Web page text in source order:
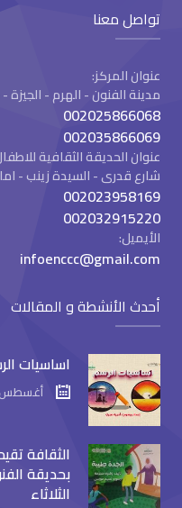
تواصل معنا
عنوان المركز:
مدينة الفنون - الهرم -
002025866068
002035866069
عنوان الحديقة الثقافية
شارع قدرى - السيدة زينب -
002023958169
002032915220
الأيميل:
infoenccc@gmail.com
أحدث الأنشطة و المقالات
اساسيات
أغسطس 04, 2026
الثقافة
بحديقة
الثلاثاء